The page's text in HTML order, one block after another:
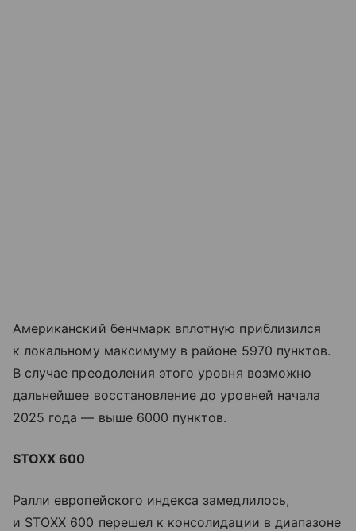
Американский бенчмарк вплотную приблизился
к локальному максимуму в районе 5970 пунктов.
В случае преодоления этого уровня возможно
дальнейшее восстановление до уровней начала
2025 года — выше 6000 пунктов.
STOXX 600
Ралли европейского индекса замедлилось,
и STOXX 600 перешел к консолидации в диапазоне